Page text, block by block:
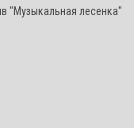
"Музыкальная лесенка"